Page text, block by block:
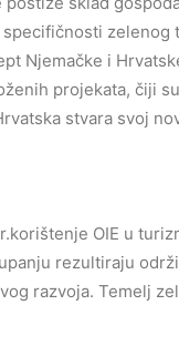
zelenog
Njemačke i
projekata, čiji
stvara svoj
OIE u
rezultiraju
razvoja. Temelj